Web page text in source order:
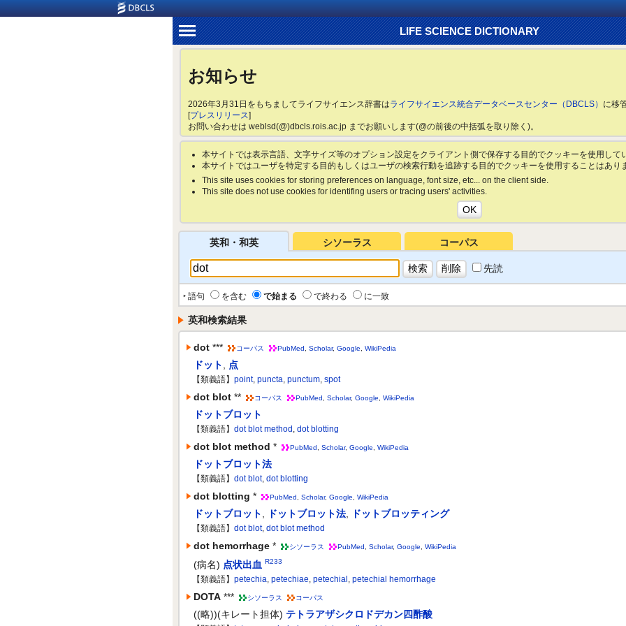
LIFE SCIENCE DICTIONARY
お知らせ
2026年3月31日をもちましてライフサイエンス辞書はライフサイエンス統合データベースセンター（DBCLS） に移
[プレスリリース]
お問い合わせは weblsd(@)dbcls.rois.ac.jp までお願いします(@の前後の中括弧を取り除く)。
本サイトでは表示言語、文字サイズ等のオプション設定をクライアント側で保存する目的でクッキーを使用して
本サイトではユーザを特定する目的もしくはユーザの検索行動を追跡する目的でクッキーを使用することはあり
This site uses cookies for storing preferences on language, font size, etc... on the client side.
This site does not use cookies for identifing users or tracing users' activities.
英和・和英 シソーラス コーパス
先読
‣ 語句 を含む で始まる で終わる
に一致
英和検索結果
dot *** コーパス PubMed Scholar, Google WikiPedia
ドット 点
【類義語】 point, puncta, punctum, spot
dot blot ** コーパス PubMed Scholar, Google WikiPedia
ドットブロット
【類義語】 dot blot method , dot blotting
dot blot method * PubMed Scholar, Google WikiPedia
ドットブロット法
【類義語】 dot blot, dot blotting
dot blotting * PubMed Scholar, Google WikiPedia
ドットブロット ドットブロット法 ドットブロッティング
【類義語】 dot blot, dot blot method
dot hemorrhage * シソーラス PubMed Scholar, Google WikiPedia
(病名) 点状出血 R233
【類義語】 petechia, petechiae, petechial, petechial hemorrhage
DOTA *** シソーラス コーパス
((略))(キレート担体) テトラアザシクロドデカン四酢酸